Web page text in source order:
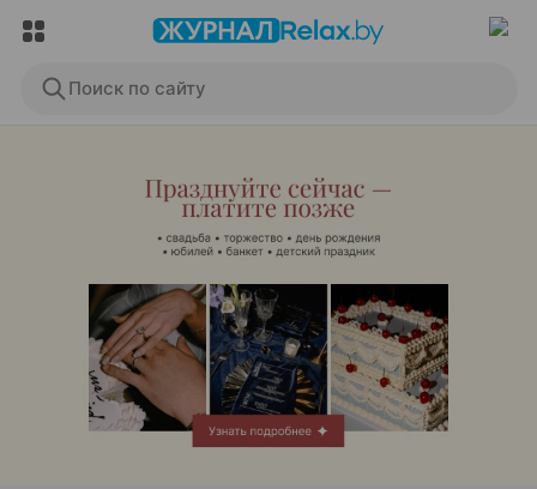
Поиск по сайту
ЭФФЕКТИВНАЯ РЕКЛАМА НА САЙТЕ